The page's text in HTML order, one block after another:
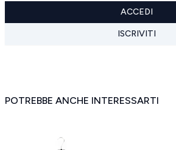
ACCEDI
ISCRIVITI
POTREBBE ANCHE INTERESSARTI